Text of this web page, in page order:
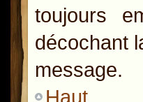
toujours
décochant
message.
Haut